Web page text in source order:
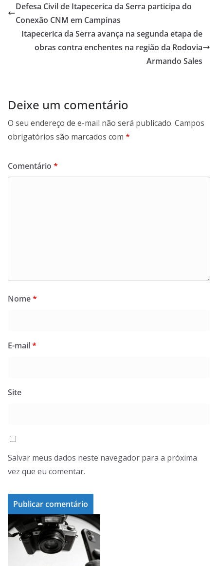
Defesa Civil de Itapecerica da Serra participa do
Conexão CNM em Campinas
Itapecerica da Serra avança na segunda etapa de
obras contra enchentes na região da Rodovia
Armando Sales
Deixe um comentário
O seu endereço de e-mail não será publicado. Campos
obrigatórios são marcados com *
Comentário *
Nome*
E-mail*
Site
Salvar meus dados neste navegador para a próxima
vez que eu comentar.